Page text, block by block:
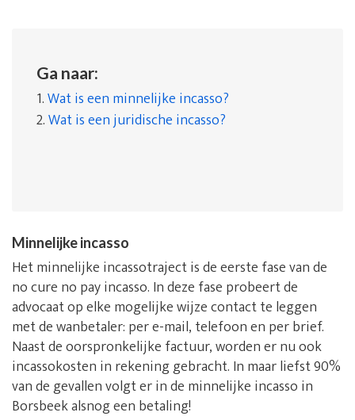
Ga naar:
1.Wat is een minnelijke incasso?
2.Wat is een juridische incasso?
Minnelijke incasso
Het minnelijke incassotraject is de eerste fase van de
no cure no pay incasso. In deze fase probeert de
advocaat op elke mogelijke wijze contact te leggen
met de wanbetaler: per e-mail, telefoon en per brief.
Naast de oorspronkelijke factuur, worden er nu ook
incassokosten in rekening gebracht. In maar liefst 90%
van de gevallen volgt er in de minnelijke incasso in
Borsbeek alsnog een betaling!